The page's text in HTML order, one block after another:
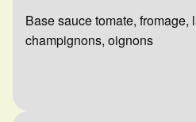
Base sauce tomate, fromage,
champignons, oignons